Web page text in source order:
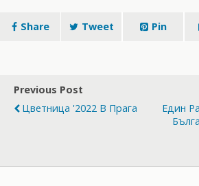
Share Tweet Pin
Previous Post
Цветница '2022 В Прага
Един